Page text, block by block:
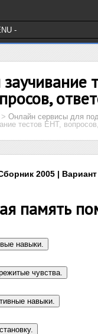
>Онлайн сервисы для
тестов ЕНТ,
2005 |
память